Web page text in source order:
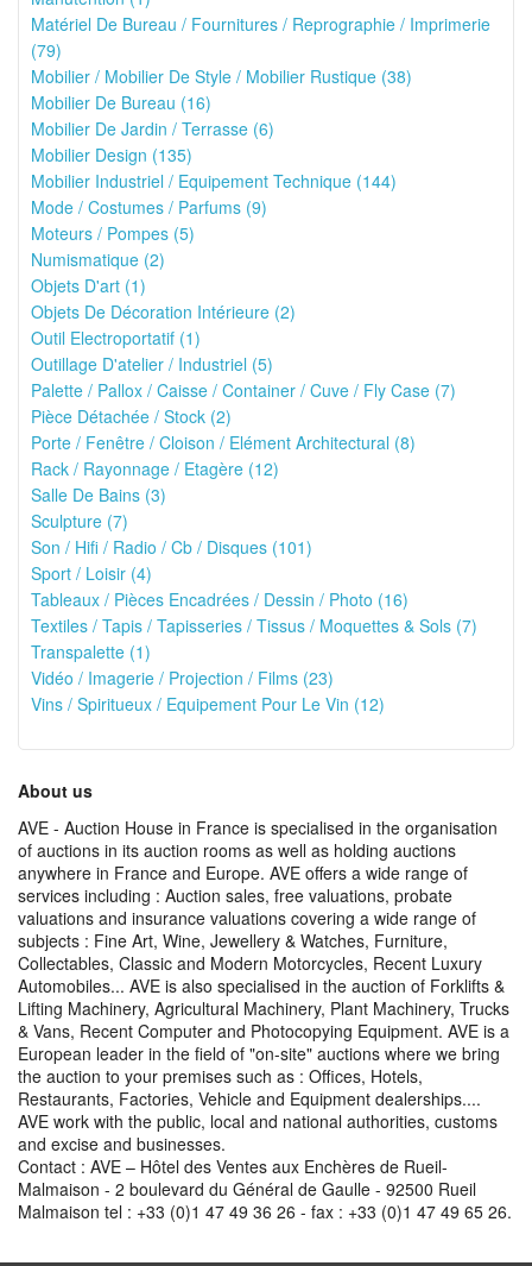
Matériel De Bureau / Fournitures / Reprographie / Imprimerie
(79)
Mobilier / Mobilier De Style / Mobilier Rustique (38)
Mobilier De Bureau (16)
Mobilier De Jardin / Terrasse (6)
Mobilier Design (135)
Mobilier Industriel / Equipement Technique (144)
Mode / Costumes / Parfums (9)
Moteurs / Pompes (5)
Numismatique (2)
Objets D'art (1)
Objets De Décoration Intérieure (2)
Outil Electroportatif (1)
Outillage D'atelier / Industriel (5)
Palette / Pallox / Caisse / Container / Cuve / Fly Case (7)
Pièce Détachée / Stock (2)
Porte / Fenêtre / Cloison / Elément Architectural (8)
Rack / Rayonnage / Etagère (12)
Salle De Bains (3)
Sculpture (7)
Son / Hifi / Radio / Cb / Disques (101)
Sport / Loisir (4)
Tableaux / Pièces Encadrées / Dessin / Photo (16)
Textiles / Tapis / Tapisseries / Tissus / Moquettes & Sols (7)
Transpalette (1)
Vidéo / Imagerie / Projection / Films (23)
Vins / Spiritueux / Equipement Pour Le Vin (12)
About us
AVE - Auction House in France is specialised in the organisation
of auctions in its auction rooms as well as holding auctions
anywhere in France and Europe. AVE offers a wide range of
services including : Auction sales, free valuations, probate
valuations and insurance valuations covering a wide range of
subjects : Fine Art, Wine, Jewellery & Watches, Furniture,
Collectables, Classic and Modern Motorcycles, Recent Luxury
Automobiles... AVE is also specialised in the auction of Forklifts &
Lifting Machinery, Agricultural Machinery, Plant Machinery, Trucks
& Vans, Recent Computer and Photocopying Equipment. AVE is a
European leader in the field of "on-site" auctions where we bring
the auction to your premises such as : Offices, Hotels,
Restaurants, Factories, Vehicle and Equipment dealerships....
AVE work with the public, local and national authorities, customs
and excise and businesses.
Contact : AVE – Hôtel des Ventes aux Enchères de Rueil-
Malmaison - 2 boulevard du Général de Gaulle - 92500 Rueil
Malmaison tel : +33 (0)1 47 49 36 26 - fax : +33 (0)1 47 49 65 26.